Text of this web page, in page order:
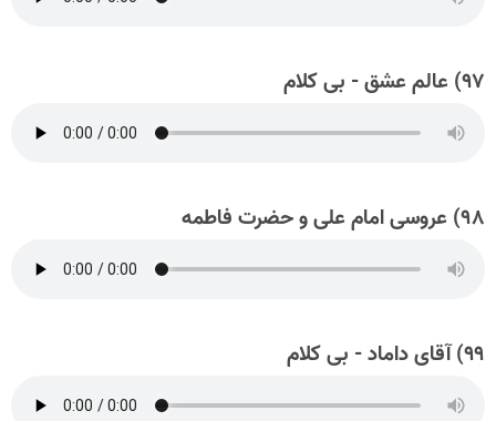
۹۷) عالم عشق - بی کلام
۹۸) عروسی امام علی و حضرت فاطمه
۹۹) آقای داماد - بی کلام